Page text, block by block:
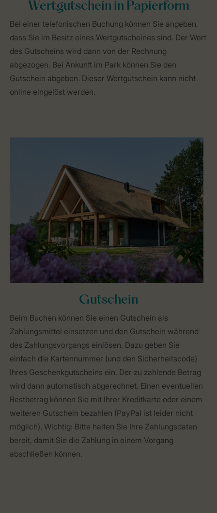
Wertgutschein in Papierform
Bei einer telefonischen Buchung können Sie angeben,
dass Sie im Besitz eines Wertgutscheines sind. Der Wert
des Gutscheins wird dann von der Rechnung
abgezogen. Bei Ankunft im Park können Sie den
Gutschein abgeben. Dieser Wertgutschein kann nicht
online eingelöst werden.
Gutschein
Beim Buchen können Sie einen Gutschein als
Zahlungsmittel einsetzen und den Gutschein während
des Zahlungsvorgangs einlösen. Dazu geben Sie
einfach die Kartennummer (und den Sicherheitscode)
Ihres Geschenkgutscheins ein. Der zu zahlende Betrag
wird dann automatisch abgerechnet. Einen eventuellen
Restbetrag können Sie mit Ihrer Kreditkarte oder einem
weiteren Gutschein bezahlen (PayPal ist leider nicht
möglich). Wichtig: Bitte halten Sie Ihre Zahlungsdaten
bereit, damit Sie die Zahlung in einem Vorgang
abschließen können.